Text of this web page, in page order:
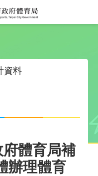
資料
體育局補
辦理體育